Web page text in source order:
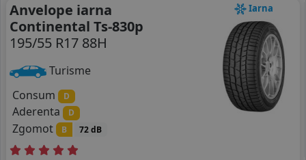
Iarna
Anvelope iarna
Continental Ts-830p
195/55 R17 88H
Turisme
Consum
D
Aderenta D
Zgomot B 72 dB